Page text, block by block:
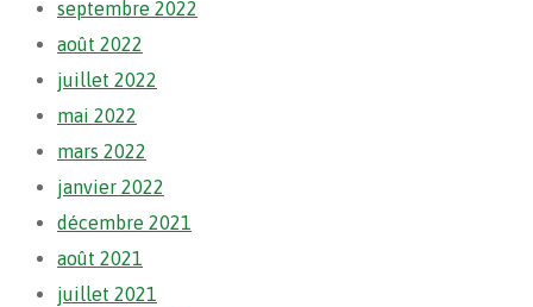
septembre 2022
août 2022
juillet 2022
mai 2022
mars 2022
janvier 2022
décembre 2021
août 2021
juillet 2021